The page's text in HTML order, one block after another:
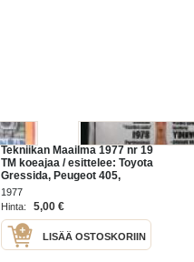
Tekniikan Maailma 1977 nr 19
TM koeajaa / esittelee: Toyota
Gressida, Peugeot 405,
Mazda Cosmo RX-5.
Kawasaki Z1-R . Renault 20.
Dodge Royal Monaco
Brougham.
1977
Hinta:
5,00 €
LISÄÄ OSTOSKORIIN